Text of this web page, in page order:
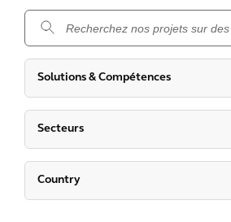
Solutions & Compétences
Secteurs
Country